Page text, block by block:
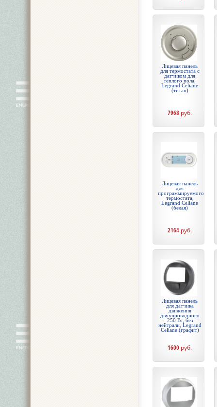
Лицевая панель
для термостата с
датчиком для
теплого пола,
Legrand Celiane
(титан)
7968 руб.
Лицевая панель
для
программируемого
термостата,
Legrand Celiane
(белая)
2164 руб.
Лицевая панель
для датчика
движения
двухпроводного
250 Вт, без
нейтрали, Legrand
Celiane (графит)
1600 руб.